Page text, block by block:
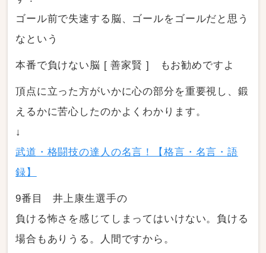
ゴール前で失速する脳、ゴールをゴールだと思う
なという
本番で負けない脳 [ 善家賢 ] もお勧めですよ
頂点に立った方がいかに心の部分を重要視し、鍛
えるかに苦心したのかよくわかります。
↓
武道・格闘技の達人の名言！【格言・名言・語
録】
9番目 井上康生選手の
負ける怖さを感じてしまってはいけない。負ける
場合もありうる。人間ですから。